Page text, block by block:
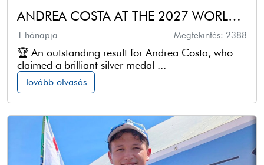
ANDREA COSTA AT THE 2027 WORLD CUP
1 hónapja Megtekintés: 2388
🏆 An outstanding result for Andrea Costa, who
claimed a brilliant silver medal ...
Tovább olvasás